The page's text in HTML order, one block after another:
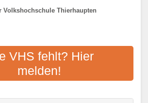
Volkshochschule Thierhaupten
STADT
Willy-Brandt-Platz 3a, 86153
Augsburg
VHS fehlt? Hier
melden!